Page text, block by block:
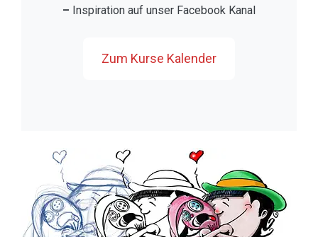
– Inspiration auf unser Facebook Kanal
Zum Kurse Kalender